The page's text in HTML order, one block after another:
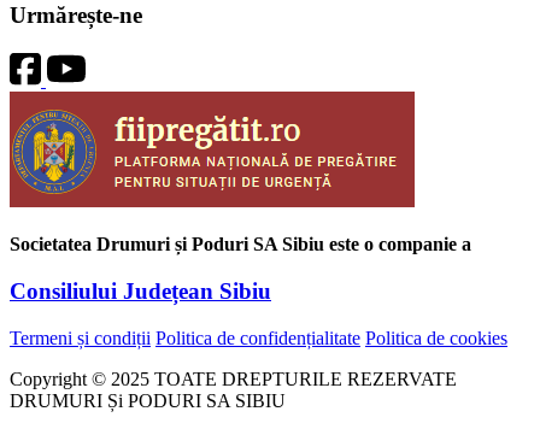
Urmărește-ne
Societatea Drumuri și Poduri SA Sibiu este o companie a
Consiliului Județean Sibiu
Termeni și condiții Politica de confidențialitate Politica de cookies
Copyright © 2025 TOATE DREPTURILE REZERVATE
DRUMURI Și PODURI SA SIBIU